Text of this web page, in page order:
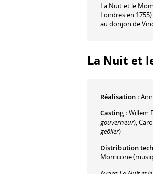
La Nuit et le
Londres en
au donjon de
La Nuit et
Réalisation :
Casting : Willem
gouverneur),
geôlier)
Distribution
Morricone